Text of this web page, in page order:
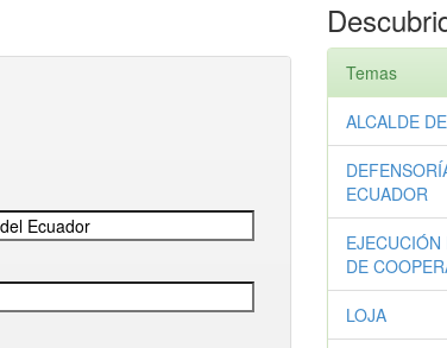
Temas
ALCALDE
ECUADOR
EJECUCIÓN
DE
LOJA